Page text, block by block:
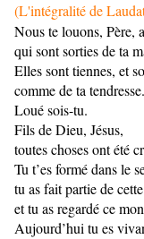
(L'intégralité de
Nous te louons, Père,
qui sont sorties de ta
Elles sont tiennes, et
comme de ta tendresse.
Loué sois-tu.
Fils de Dieu, Jésus,
toutes choses ont été
Tu t’es formé dans le
tu as fait partie de
et tu as regardé ce
Aujourd’hui tu es